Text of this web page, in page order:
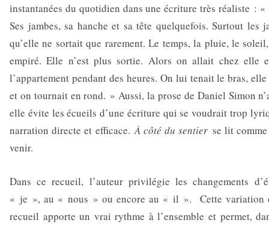
instantanées du quotidien dans une écriture très réaliste :
Ses jambes, sa hanche et sa tête quelquefois. Surtout les
qu’elle ne sortait que rarement. Le temps, la pluie, le
empiré. Elle n’est plus sortie. Alors on allait chez elle
l’appartement pendant des heures. On lui tenait le bras,
et on tournait en rond. » Aussi, la prose de Daniel Simon
elle évite les écueils d’une écriture qui se voudrait trop
narration directe et efficace.À côté du sentier se lit
venir.
Dans ce recueil, l’auteur privilégie les changements
« je », au « nous » ou encore au « il ». Cette variation
recueil apporte un vrai rythme à l’ensemble et permet,